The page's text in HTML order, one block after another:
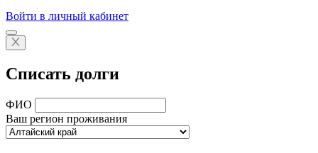
Войти в личный кабинет
Списать долги
ФИО
Ваш регион проживания